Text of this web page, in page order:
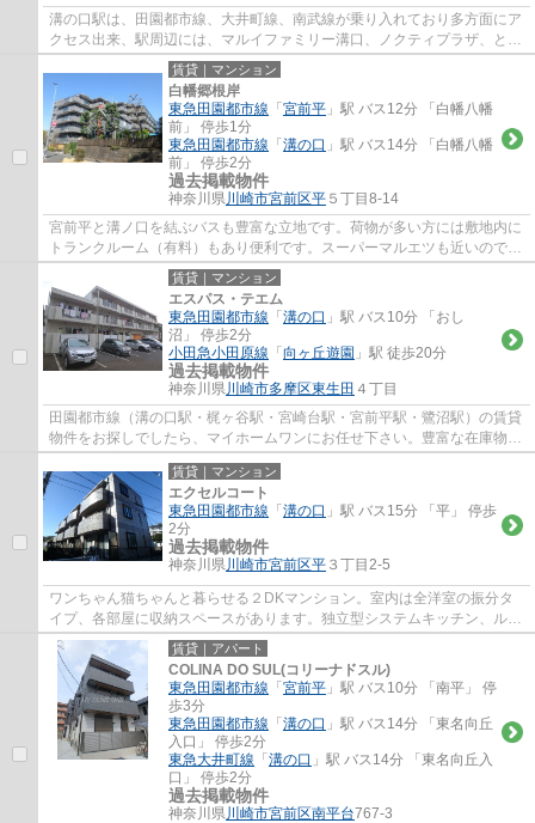
溝の口駅は、田園都市線、大井町線、南武線が乗り入れており多方面にア
クセス出来、駅周辺には、マルイファミリー溝口、ノクティプラザ、とい
ったデパートやレストラン街、イトーヨー...
賃貸｜マンション
白幡郷根岸
東急田園都市線 「 宮前平 」駅 バス12分 「白幡八幡
前」 停歩1分
東急田園都市線 「 溝の口 」駅 バス14分 「白幡八幡
前」 停歩2分
過去掲載物件
神奈川県川崎市宮前区平 ５丁目8-14
宮前平と溝ノ口を結ぶバスも豊富な立地です。荷物が多い方には敷地内に
トランクルーム（有料）もあり便利です。スーパーマルエツも近いのでお
買い物もしやすく穏やかな環境で暮らした...
賃貸｜マンション
エスパス・テエム
東急田園都市線 「 溝の口 」駅 バス10分 「おし
沼」 停歩2分
小田急小田原線 「 向ヶ丘遊園 」駅 徒歩20分
過去掲載物件
神奈川県川崎市多摩区東生田 ４丁目
田園都市線（溝の口駅・梶ヶ谷駅・宮崎台駅・宮前平駅・鷺沼駅）の賃貸
物件をお探しでしたら、マイホームワンにお任せ下さい。豊富な在庫物件
から、お客様のご要望に合うお部屋をご提...
賃貸｜マンション
エクセルコート
東急田園都市線 「 溝の口 」駅 バス15分 「平」 停歩
2分
過去掲載物件
神奈川県川崎市宮前区平 ３丁目2-5
ワンちゃん猫ちゃんと暮らせる２DKマンション。室内は全洋室の振分タ
イプ、各部屋に収納スペースがあります。独立型システムキッチン、ルー
ムシェアもご相談可。敷地内に駐車場、室内...
賃貸｜アパート
COLINA DO SUL(コリーナドスル)
東急田園都市線 「 宮前平 」駅 バス10分 「南平」 停
歩3分
東急田園都市線 「 溝の口 」駅 バス14分 「東名向丘
入口」 停歩2分
東急大井町線 「 溝の口 」駅 バス14分 「東名向丘入
口」 停歩2分
過去掲載物件
神奈川県川崎市宮前区南平台767-3